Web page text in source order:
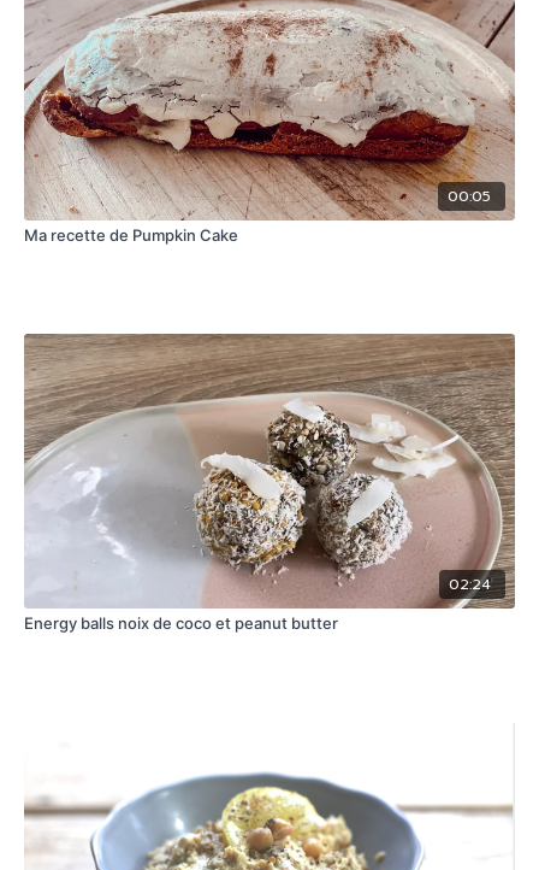
00:05
Ma recette de Pumpkin Cake
02:24
Energy balls noix de coco et peanut butter